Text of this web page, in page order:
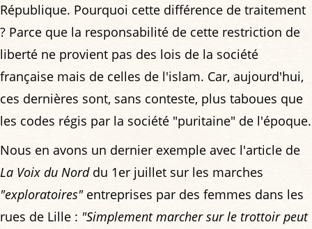
République. Pourquoi cette différence de traitement
? Parce que la responsabilité de cette restriction de
liberté ne provient pas des lois de la société
française mais de celles de l'islam. Car, aujourd'hui,
ces dernières sont, sans conteste, plus taboues que
les codes régis par la société "puritaine" de l'époque.
Nous en avons un dernier exemple avec l'article de
La Voix du Norddu 1er juillet sur les marches
"exploratoires"entreprises par des femmes dans les
rues de Lille : "Simplement marcher sur le trottoir peut